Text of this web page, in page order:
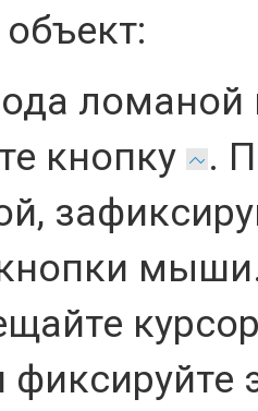
кнопку
.
фиксируйте